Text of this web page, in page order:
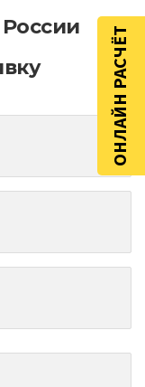
ОНЛАЙН РАСЧЁТ